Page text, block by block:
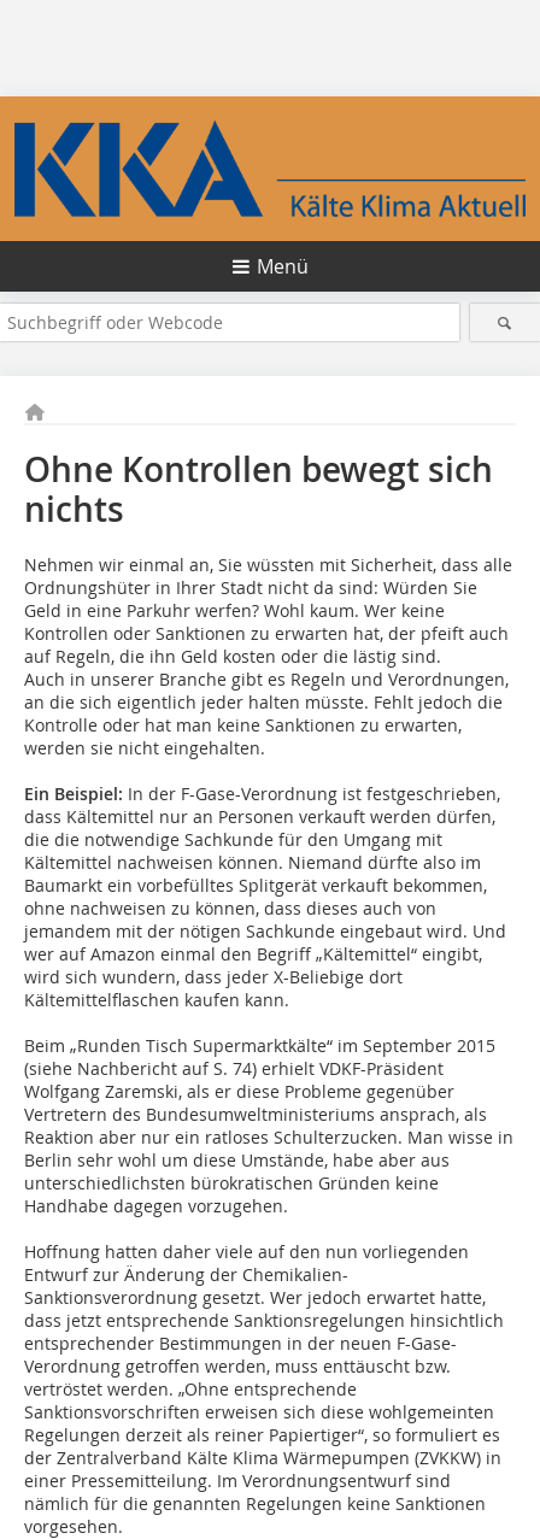
Menü
Ohne Kontrollen bewegt sich
nichts
Nehmen wir einmal an, Sie wüssten mit Sicherheit, dass alle
Ordnungshüter in Ihrer Stadt nicht da sind: Würden Sie
Geld in eine Parkuhr werfen? Wohl kaum. Wer keine
Kontrollen oder Sanktionen zu erwarten hat, der pfeift auch
auf Regeln, die ihn Geld kosten oder die lästig sind.
Auch in unserer Branche gibt es Regeln und Verordnungen,
an die sich eigentlich jeder halten müsste. Fehlt jedoch die
Kontrolle oder hat man keine Sanktionen zu erwarten,
werden sie nicht eingehalten.
Ein Beispiel: In der F-Gase-Verordnung ist festgeschrieben,
dass Kältemittel nur an Personen verkauft werden dürfen,
die die notwendige Sachkunde für den Umgang mit
Kältemittel nachweisen können. Niemand dürfte also im
Baumarkt ein vorbefülltes Splitgerät verkauft bekommen,
ohne nachweisen zu können, dass dieses auch von
jemandem mit der nötigen Sachkunde eingebaut wird. Und
wer auf Amazon einmal den Begriff „Kältemittel“ eingibt,
wird sich wundern, dass jeder X-Beliebige dort
Kältemittelflaschen kaufen kann.
Beim „Runden Tisch Supermarktkälte“ im September 2015
(siehe Nachbericht auf S. 74) erhielt VDKF-Präsident
Wolfgang Zaremski, als er diese Probleme gegenüber
Vertretern des Bundesumweltministeriums ansprach, als
Reaktion aber nur ein ratloses Schulterzucken. Man wisse in
Berlin sehr wohl um diese Umstände, habe aber aus
unterschiedlichsten bürokratischen Gründen keine
Handhabe dagegen vorzugehen.
Hoffnung hatten daher viele auf den nun vorliegenden
Entwurf zur Änderung der Chemikalien-
Sanktionsverordnung gesetzt. Wer jedoch erwartet hatte,
dass jetzt entsprechende Sanktionsregelungen hinsichtlich
entsprechender Bestimmungen in der neuen F-Gase-
Verordnung getroffen werden, muss enttäuscht bzw.
vertröstet werden. „Ohne entsprechende
Sanktionsvorschriften erweisen sich diese wohlgemeinten
Regelungen derzeit als reiner Papiertiger“, so formuliert es
der Zentralverband Kälte Klima Wärmepumpen (ZVKKW) in
einer Pressemitteilung. Im Verordnungsentwurf sind
nämlich für die genannten Regelungen keine Sanktionen
vorgesehen.